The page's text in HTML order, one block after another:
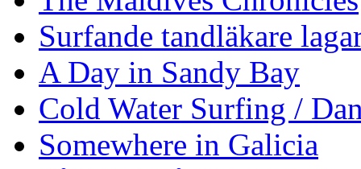
Surfande tandläkare
A Day in Sandy Bay
Cold Water Surfing /
Somewhere in Galicia